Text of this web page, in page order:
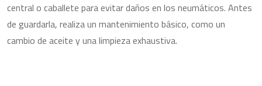
central o caballete para evitar daños en los neumáticos. Antes
de guardarla, realiza un mantenimiento básico, como un
cambio de aceite y una limpieza exhaustiva.